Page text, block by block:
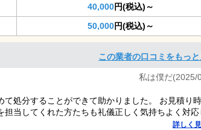
40,000円(税込)～
50,000円(税込)～
この業者の口コミをもっ
私は僕だ(2025/
て処分することができて助かりました。 お見積り
担当してくれた方たちも礼儀正しく気持ちよく対応
詳しく